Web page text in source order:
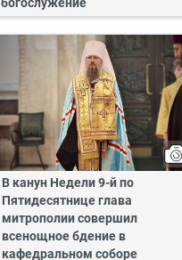
богослужение
В канун Недели 9-й по
Пятидесятнице глава
митрополии совершил
всенощное бдение в
кафедральном соборе